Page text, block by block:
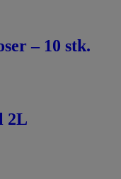
– 10 stk.
2L